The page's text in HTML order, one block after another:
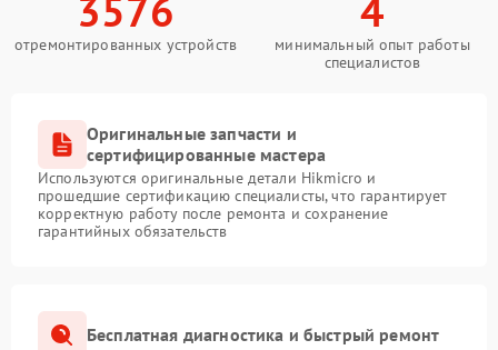
отремонтированных устройств
минимальный опыт работы
специалистов
Оригинальные запчасти и
сертифицированные мастера
Используются оригинальные детали Hikmicro и
прошедшие сертификацию специалисты, что гарантирует
корректную работу после ремонта и сохранение
гарантийных обязательств
Бесплатная диагностика и быстрый ремонт